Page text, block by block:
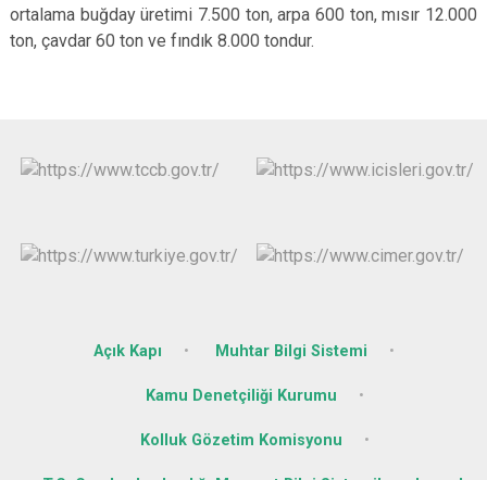
ortalama buğday üretimi 7.500 ton, arpa 600 ton, mısır 12.000
ton, çavdar 60 ton ve fındık 8.000 tondur.
Açık Kapı Muhtar Bilgi Sistemi
Kamu Denetçiliği Kurumu
Kolluk Gözetim Komisyonu